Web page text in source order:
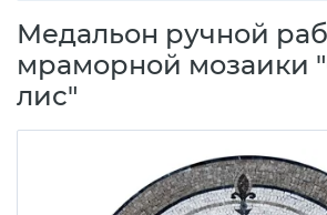
Медальон ручной
мраморной мозаики
лис"